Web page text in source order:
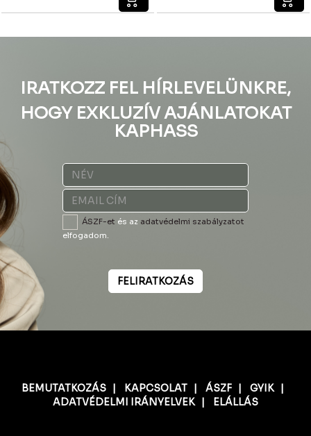
IRATKOZZ FEL HÍRLEVELÜNKRE,
HOGY EXKLUZÍV AJÁNLATOKAT
KAPHASS
ÁSZF-et és az adatvédelmi szabályzatot
elfogadom.
FELIRATKOZÁS
BEMUTATKOZÁS| KAPCSOLAT| ÁSZF| GYIK|
ADATVÉDELMI IRÁNYELVEK| ELÁLLÁS